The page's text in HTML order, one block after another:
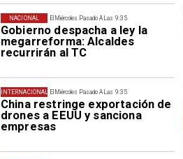
El Miércoles Pasado A Las 9:35
Gobierno despacha a ley la
megarreforma: Alcaldes
recurrirán al TC
NACIONAL
El Miércoles Pasado A Las 9:35
China restringe exportación de
drones a EEUU y sanciona
empresas
INTERNACIONAL